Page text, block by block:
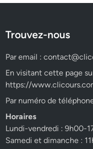
Trouvez-nous
Par email :
En visitant cette page
https://
Par numéro de
Horaires
Lundi-vendredi : 9h00-
Samedi et dimanche :